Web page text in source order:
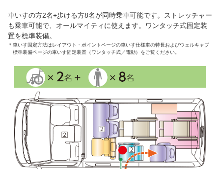
車いすの方2名+歩ける方8名が同時乗車可能です。ストレッチャー
も乗車可能で、オールマイティに使えます。ワンタッチ式固定装
置を標準装備。
＊ 車いす固定方法はレイアウト・ポイントページの車いす仕様車の特長およびウェルキャブ
標準装備ページの車いす固定装置（ワンタッチ式／電動）をご覧ください。